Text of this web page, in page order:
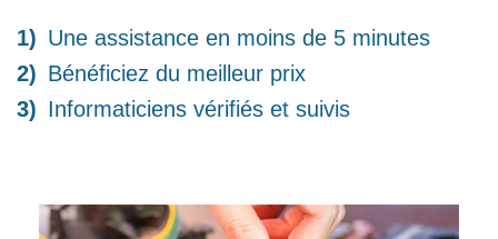
Une assistance en moins de 5 minutes
Bénéficiez du meilleur prix
Informaticiens vérifiés et suivis